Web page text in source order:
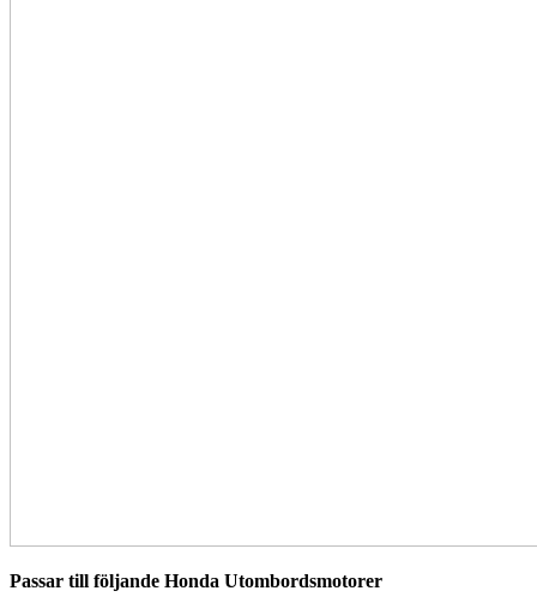
Passar till följande Honda Utombordsmotorer